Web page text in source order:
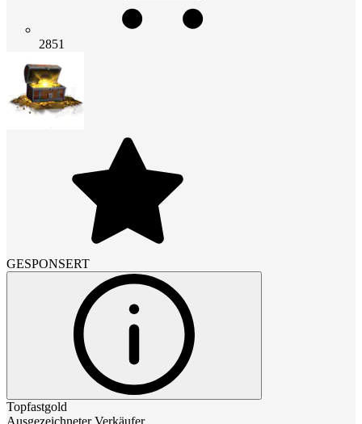
2851
GESPONSERT
Topfastgold
Ausgezeichneter Verkäufer